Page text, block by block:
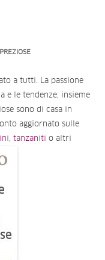
a tutti. La passione
e le tendenze, insieme
sono di casa in
aggiornato sulle
, tanzaniti o altri